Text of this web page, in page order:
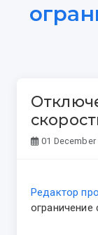
01 December
Редактор
ограничение